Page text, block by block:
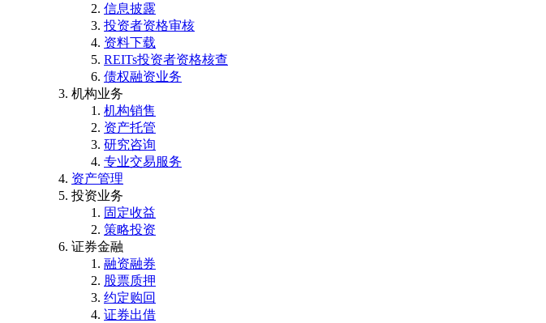
信息披露
投资者资格审核
资料下载
REITs投资者资格核查
债权融资业务
机构业务
机构销售
资产托管
研究咨询
专业交易服务
资产管理
投资业务
固定收益
策略投资
证券金融
融资融券
股票质押
约定购回
证券出借